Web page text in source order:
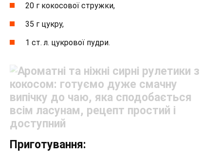
20 г кокосової стружки,
35 г цукру,
1 ст. л. цукрової пудри.
Приготування: